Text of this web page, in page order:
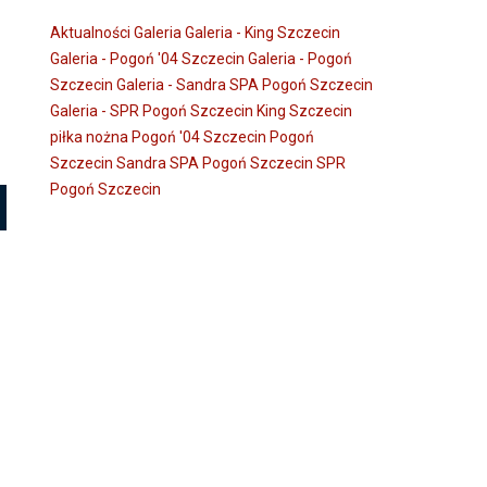
Aktualności Galeria Galeria - King Szczecin
Galeria - Pogoń '04 Szczecin Galeria - Pogoń
Szczecin Galeria - Sandra SPA Pogoń Szczecin
Galeria - SPR Pogoń Szczecin King Szczecin
piłka nożna Pogoń '04 Szczecin Pogoń
Szczecin Sandra SPA Pogoń Szczecin SPR
Pogoń Szczecin